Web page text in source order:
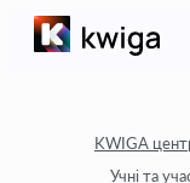
KWIGA
Учні та